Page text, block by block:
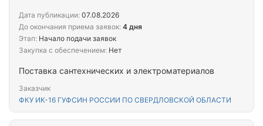
Поставка сантехнических и электроматериалов
Заказчик
ФКУ ИК-16 ГУФСИН РОССИИ ПО СВЕРДЛОВСКОЙ ОБЛАСТИ
Дата публикации: 07.08.2026
До окончания приема заявок: 4 дня
Этап: Начало подачи заявок
Закупка с обеспечением: Нет